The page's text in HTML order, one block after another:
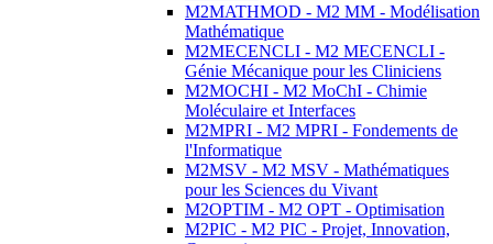
M2MATHMOD - M2 MM - Modélisation
Mathématique
M2MECENCLI - M2 MECENCLI -
Génie Mécanique pour les Cliniciens
M2MOCHI - M2 MoChI - Chimie
Moléculaire et Interfaces
M2MPRI - M2 MPRI - Fondements de
l'Informatique
M2MSV - M2 MSV - Mathématiques
pour les Sciences du Vivant
M2OPTIM - M2 OPT - Optimisation
M2PIC - M2 PIC - Projet, Innovation,